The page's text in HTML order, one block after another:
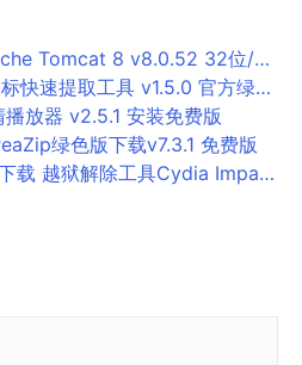
32位/64位 安装版+绿色解压版(附安装配置教程)
速提取工具 v1.5.0 官方绿色版
放器 v2.5.1 安装免费版
绿色版下载v7.3.1 免费版
除工具Cydia Impactor v1.0 苹果越狱版